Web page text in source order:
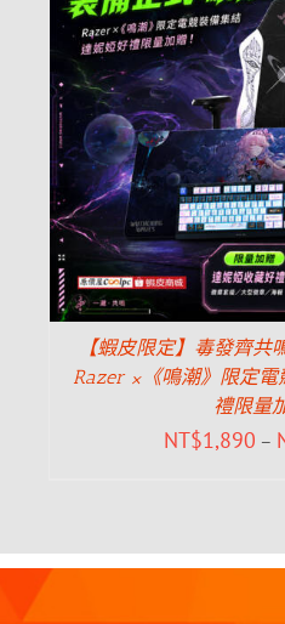
【蝦皮限定】毒發齊共
Razer ×《鳴潮》限定
禮限量
NT$1,890 –